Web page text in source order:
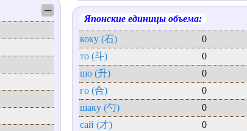
─
Японские единицы объема:
коку (石)
0
то (斗)
0
шо (升)
0
го (合)
0
шаку (勺)
0
сай (才)
0